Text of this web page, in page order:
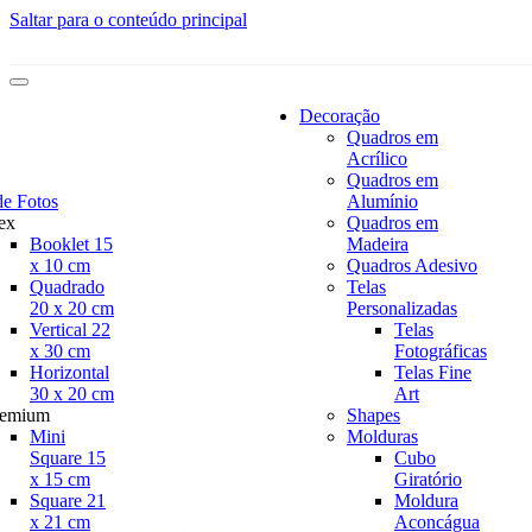
Saltar para o conteúdo principal
Fotos
Booklet 15
x 10 cm
Quadrado
20 x 20 cm
Vertical 22
x 30 cm
Horizontal
30 x 20 cm
Mini
Square 15
x 15 cm
Square 21
x 21 cm
Decoração
Quadros em
Acrílico
Quadros em
Alumínio
Quadros em
Madeira
Quadros Adesivo
Telas
Personalizadas
Telas
Fotográficas
Telas Fine
Art
Shapes
Molduras
Cubo
Giratório
Moldura
Aconcágua